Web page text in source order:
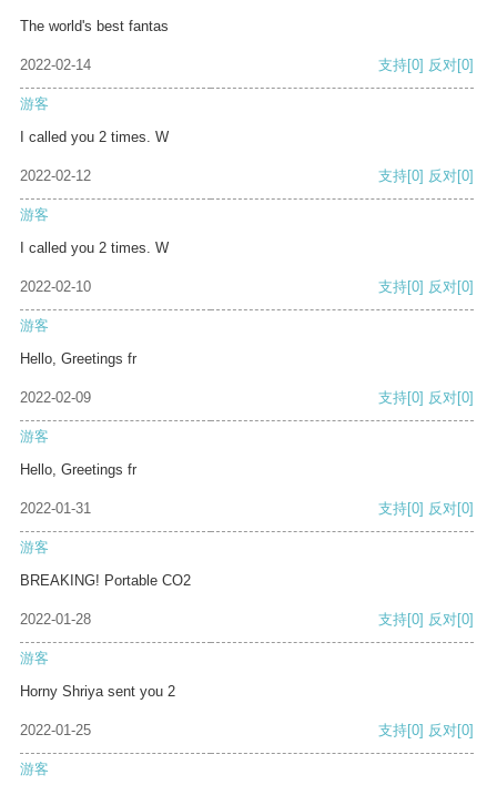
The world's best fantas
2022-02-14 支持[0] 反对[0]
游客
I called you 2 times. W
2022-02-12 支持[0] 反对[0]
游客
I called you 2 times. W
2022-02-10 支持[0] 反对[0]
游客
Hello, Greetings fr
2022-02-09 支持[0] 反对[0]
游客
Hello, Greetings fr
2022-01-31 支持[0] 反对[0]
游客
BREAKING! Portable CO2
2022-01-28 支持[0] 反对[0]
游客
Horny Shriya sent you 2
2022-01-25 支持[0] 反对[0]
游客